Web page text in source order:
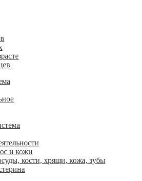
и кожи
кости, хрящи, кожа, зубы